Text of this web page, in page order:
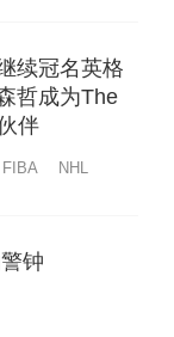
续冠名英格
哲成为The
伴
FIBA
NHL
钟